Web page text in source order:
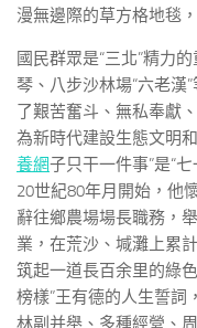
漫無邊際的草方格地毯
國民群眾是“三北”精力
琴、八步沙林場“六老漢
了艱苦奮斗、無私奉獻
為新時代建設生態文明
養網子只干一件事”是“
20世紀80年月開始，他
辭往鄉農場場長職務，
業，在荒沙、堿灘上累
筑起一道長百余里的綠
榜樣”王有德的人生誓詞
林副并舉、多種經營、